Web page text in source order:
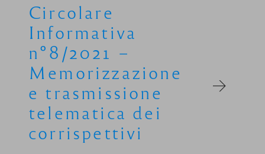
Circolare
Informativa
n°8/2021 –
Memorizzazione
e trasmissione
telematica dei
corrispettivi